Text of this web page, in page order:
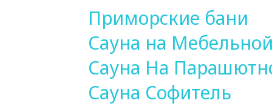
Приморские бани
Сауна на
Сауна На
Сауна Софитель